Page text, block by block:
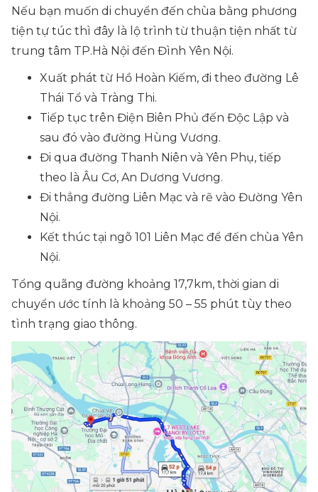
Nếu bạn muốn di chuyển đến chùa bằng phương
tiện tự túc thì đây là lộ trình từ thuận tiện nhất từ
trung tâm TP.Hà Nội đến Đình Yên Nội.
Xuất phát từ Hồ Hoàn Kiếm, đi theo đường Lê
Thái Tổ và Tràng Thi.
Tiếp tục trên Điện Biên Phủ đến Độc Lập và
sau đó vào đường Hùng Vương.
Đi qua đường Thanh Niên và Yên Phụ, tiếp
theo là Âu Cơ, An Dương Vương.
Đi thẳng đường Liên Mạc và rẽ vào Đường Yên
Nội.
Kết thúc tại ngõ 101 Liên Mạc để đến chùa Yên
Nội.
Tổng quãng đường khoảng 17,7km, thời gian di
chuyển ước tính là khoảng 50 – 55 phút tùy theo
tình trạng giao thông.